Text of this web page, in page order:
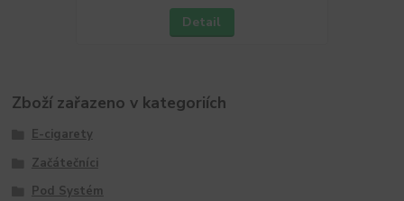
Detail
Zboží zařazeno v kategoriích
E-cigarety
Začátečníci
Pod Systém